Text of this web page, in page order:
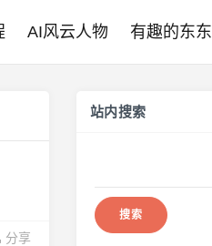
AI风云人物 有趣的东东
分享
站内搜索